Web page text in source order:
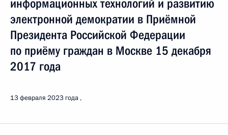
информационных технологий и развитию
электронной демократии в Приёмной
Президента Российской Федерации
по приёму граждан в Москве 15 декабря
2017 года
13 февраля 2023 года